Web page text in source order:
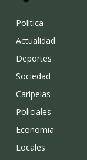
Politica
Actualidad
Deportes
Sociedad
Caripelas
Policiales
Economia
Locales